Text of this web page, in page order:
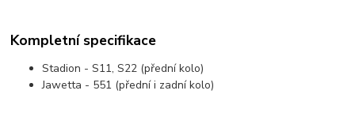
Kompletní specifikace
Stadion - S11, S22 (přední kolo)
Jawetta - 551 (přední i zadní kolo)